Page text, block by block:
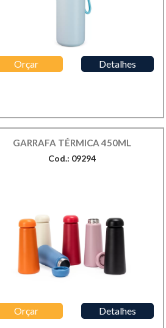
Orçar Detalhes
GARRAFA TÉRMICA 450ML
Cod.: 09294
Orçar Detalhes